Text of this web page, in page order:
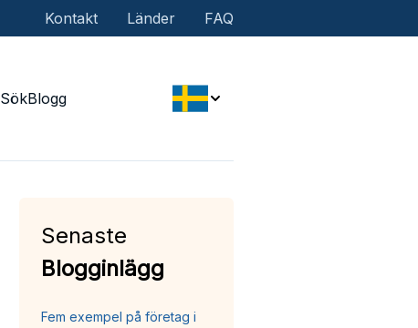
Kontakt Länder FAQ
SökBlogg
Senaste
Blogginlägg
Fem exempel på företag i